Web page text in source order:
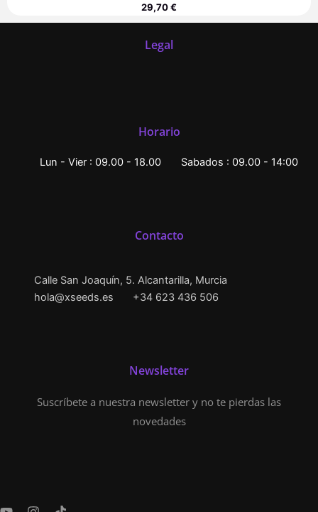
29,70€
Legal
Horario
Lun - Vier : 09.00 - 18.00 Sabados : 09.00 - 14:00
Contacto
Calle San Joaquín, 5. Alcantarilla, Murcia
hola@xseeds.es
+34 623 436 506
Newsletter
Suscríbete a nuestra newsletter y no te pierdas las
novedades